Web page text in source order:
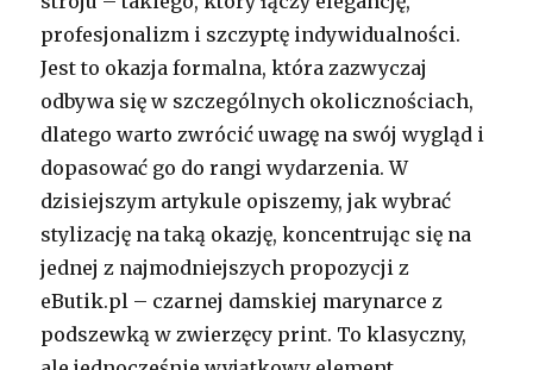
profesjonalizm i szczyptę indywidualności.
Jest to okazja formalna, która zazwyczaj
odbywa się w szczególnych okolicznościach,
dlatego warto zwrócić uwagę na swój wygląd i
dopasować go do rangi wydarzenia. W
dzisiejszym artykule opiszemy, jak wybrać
stylizację na taką okazję, koncentrując się na
jednej z najmodniejszych propozycji z
eButik.pl – czarnej damskiej marynarce z
podszewką w zwierzęcy print. To klasyczny,